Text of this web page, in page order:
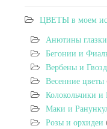
ЦВЕТЫ в моем
Анютины
Бегонии и
Вербены и
Весенние цветы
Колокольчики и
Маки и
Розы и орхидеи